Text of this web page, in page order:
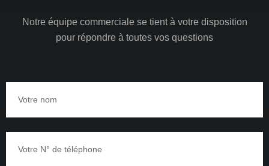
Notre équipe commerciale se tient à votre disposition
pour répondre à toutes vos questions